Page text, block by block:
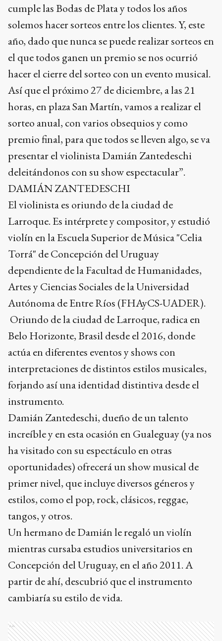
cumple las Bodas de Plata y todos los años
solemos hacer sorteos entre los clientes. Y, este
año, dado que nunca se puede realizar sorteos en
el que todos ganen un premio se nos ocurrió
hacer el cierre del sorteo con un evento musical.
Así que el próximo 27 de diciembre, a las 21
horas, en plaza San Martín, vamos a realizar el
sorteo anual, con varios obsequios y como
premio final, para que todos se lleven algo, se va
presentar el violinista Damián Zantedeschi
deleitándonos con su show espectacular”.
DAMIÁN ZANTEDESCHI
El violinista es oriundo de la ciudad de
Larroque. Es intérprete y compositor, y estudió
violín en la Escuela Superior de Música "Celia
Torrá" de Concepción del Uruguay
dependiente de la Facultad de Humanidades,
Artes y Ciencias Sociales de la Universidad
Autónoma de Entre Ríos (FHAyCS-UADER).
Oriundo de la ciudad de Larroque, radica en
Belo Horizonte, Brasil desde el 2016, donde
actúa en diferentes eventos y shows con
interpretaciones de distintos estilos musicales,
forjando así una identidad distintiva desde el
instrumento.
Damián Zantedeschi, dueño de un talento
increíble y en esta ocasión en Gualeguay (ya nos
ha visitado con su espectáculo en otras
oportunidades) ofrecerá un show musical de
primer nivel, que incluye diversos géneros y
estilos, como el pop, rock, clásicos, reggae,
tangos, y otros.
Un hermano de Damián le regaló un violín
mientras cursaba estudios universitarios en
Concepción del Uruguay, en el año 2011. A
partir de ahí, descubrió que el instrumento
cambiaría su estilo de vida.
Ads